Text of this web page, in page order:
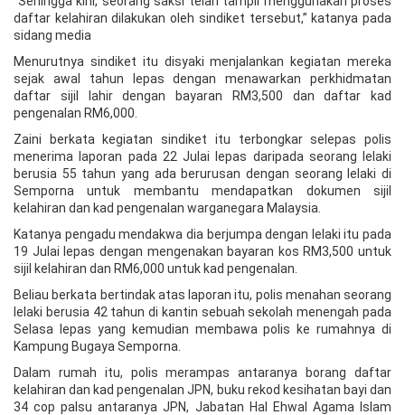
daftar kelahiran dilakukan oleh sindiket tersebut,” katanya pada
sidang media
Menurutnya sindiket itu disyaki menjalankan kegiatan mereka
sejak awal tahun lepas dengan menawarkan perkhidmatan
daftar sijil lahir dengan bayaran RM3,500 dan daftar kad
pengenalan RM6,000.
Zaini berkata kegiatan sindiket itu terbongkar selepas polis
menerima laporan pada 22 Julai lepas daripada seorang lelaki
berusia 55 tahun yang ada berurusan dengan seorang lelaki di
Semporna untuk membantu mendapatkan dokumen sijil
kelahiran dan kad pengenalan warganegara Malaysia.
Katanya pengadu mendakwa dia berjumpa dengan lelaki itu pada
19 Julai lepas dengan mengenakan bayaran kos RM3,500 untuk
sijil kelahiran dan RM6,000 untuk kad pengenalan.
Beliau berkata bertindak atas laporan itu, polis menahan seorang
lelaki berusia 42 tahun di kantin sebuah sekolah menengah pada
Selasa lepas yang kemudian membawa polis ke rumahnya di
Kampung Bugaya Semporna.
Dalam rumah itu, polis merampas antaranya borang daftar
kelahiran dan kad pengenalan JPN, buku rekod kesihatan bayi dan
34 cop palsu antaranya JPN, Jabatan Hal Ehwal Agama Islam